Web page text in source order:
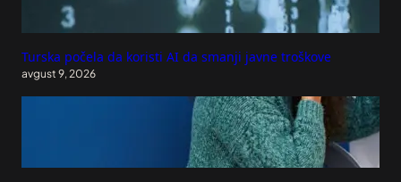
Turska počela da koristi AI da smanji javne troškove
avgust 9, 2026